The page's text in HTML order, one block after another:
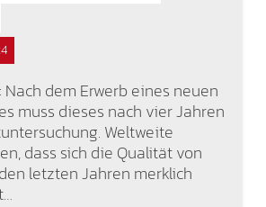
dem Erwerb eines neuen
muss dieses nach vier Jahren
Weltweite
dass sich die Qualität von
letzten Jahren merklich